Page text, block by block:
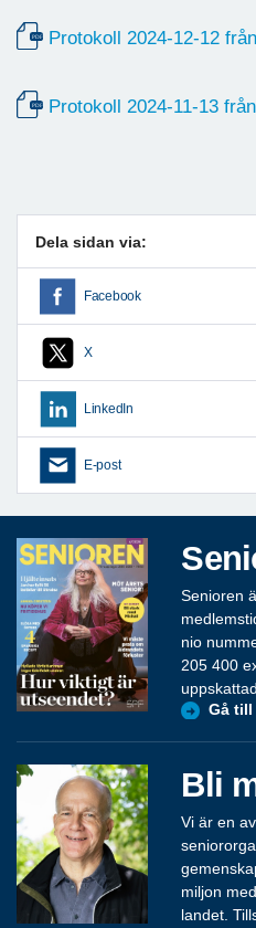
Protokoll 2024-12-12
Protokoll 2024-11-13
Dela sidan via:
Facebook
X
LinkedIn
E-post
Senioren
nio
205 400
Gå till
Bli
Vi är en
miljon
landet.